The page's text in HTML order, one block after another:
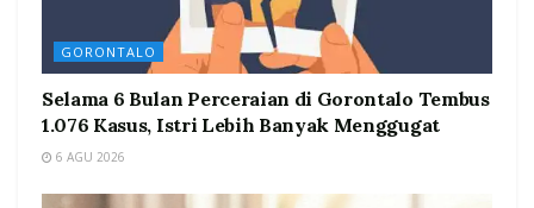
GORONTALO
Selama 6 Bulan Perceraian di Gorontalo Tembus
1.076 Kasus, Istri Lebih Banyak Menggugat
6 AGU 2026